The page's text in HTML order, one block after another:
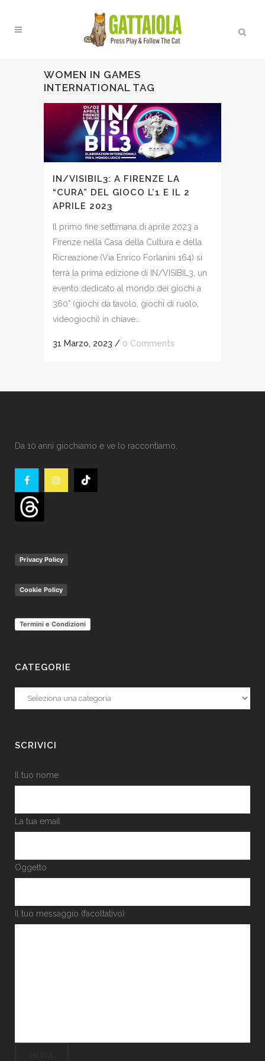
WOMEN IN GAMES
INTERNATIONAL TAG
IN/VISIBIL3: A FIRENZE LA
“CURA” DEL GIOCO L’1 E IL 2
APRILE 2023
Il primo fine settimana di aprile 2023 a
Firenze nella Casa della Cultura e della
Ricreazione (Via Enrico Forlanini 164) si
terrà la prima edizione di IN/VISIBIL3, un
evento dedicato al mondo dei giochi a
360° (giochi da tavolo, giochi di ruolo,
videogiochi) in chiave...
31 Marzo, 2023 / 0 Comments
Da 10 anni giochiamo e ve lo raccontiamo.
Privacy Policy
Cookie Policy
Termini e Condizioni
CATEGORIE
Categorie
SCRIVICI
Il tuo nome
La tua email
Oggetto
Il tuo messaggio (facoltativo)